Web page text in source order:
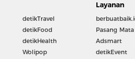
detikTravel
detikFood
detikHealth
Wolipop
Layanan
Pasang Mata
Adsmart
detikEvent